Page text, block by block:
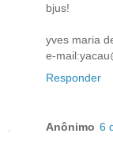
bjus!
yves maria
e-
Responder
Anônimo 6